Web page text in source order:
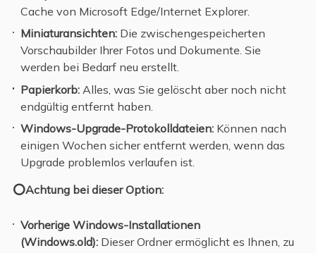
Cache von Microsoft Edge/Internet Explorer.
Miniaturansichten: Die zwischengespeicherten
Vorschaubilder Ihrer Fotos und Dokumente. Sie
werden bei Bedarf neu erstellt.
Papierkorb: Alles, was Sie gelöscht aber noch nicht
endgültig entfernt haben.
Windows-Upgrade-Protokolldateien: Können nach
einigen Wochen sicher entfernt werden, wenn das
Upgrade problemlos verlaufen ist.
⭕Achtung bei dieser Option:
Vorherige Windows-Installationen
(Windows.old): Dieser Ordner ermöglicht es Ihnen, zu